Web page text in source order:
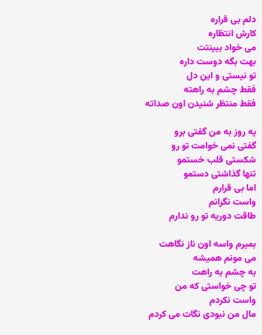
دلم بی قراره
کارش انتظاره
می خواد ببینتت
بهت بگه دوست داره
تو نیستی و این دل
فقط چشم به راهته
فقط منتظر شنیدن اون صداته
یه روز به من گفتی برو
گفتی نمی خوامت تو رو
شکستی قلب خستمو
تنها گذاشتی دستمو
اما بی قرارم
واست نگرانم
طاقت دوریه تو رو ندارم
بمیرم واسه اون ناز نگاهت
می مونم همیشه
به چشم به راهت
تو چی خواستی که من
واست نکردم
مال من نبودی نگات می کردم